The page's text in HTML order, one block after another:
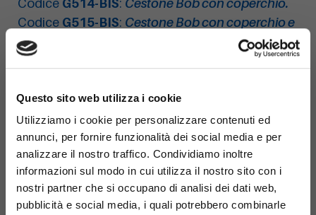
Questo sito web utilizza i cookie
Utilizziamo i cookie per personalizzare contenuti ed
annunci, per fornire funzionalità dei social media e per
analizzare il nostro traffico. Condividiamo inoltre
informazioni sul modo in cui utilizza il nostro sito con i
nostri partner che si occupano di analisi dei dati web,
pubblicità e social media, i quali potrebbero combinarle
Codice G514-BIS: Cestone Bob con coperchio.
Codice G515-BIS: Cestone Bob con coperchio e
posacenere.
Codice
Cestone Bob con posacenere.